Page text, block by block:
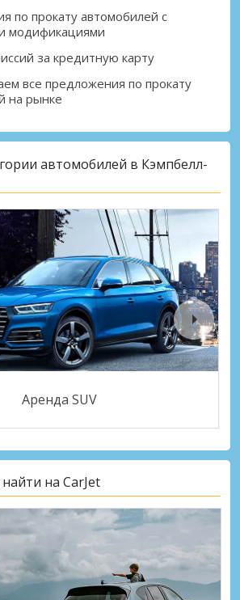
по прокату автомобилей с
модификациями
за кредитную карту
все предложения по прокату
на рынке
автомобилей в Кэмпбелл-
Аренда SUV
на CarJet